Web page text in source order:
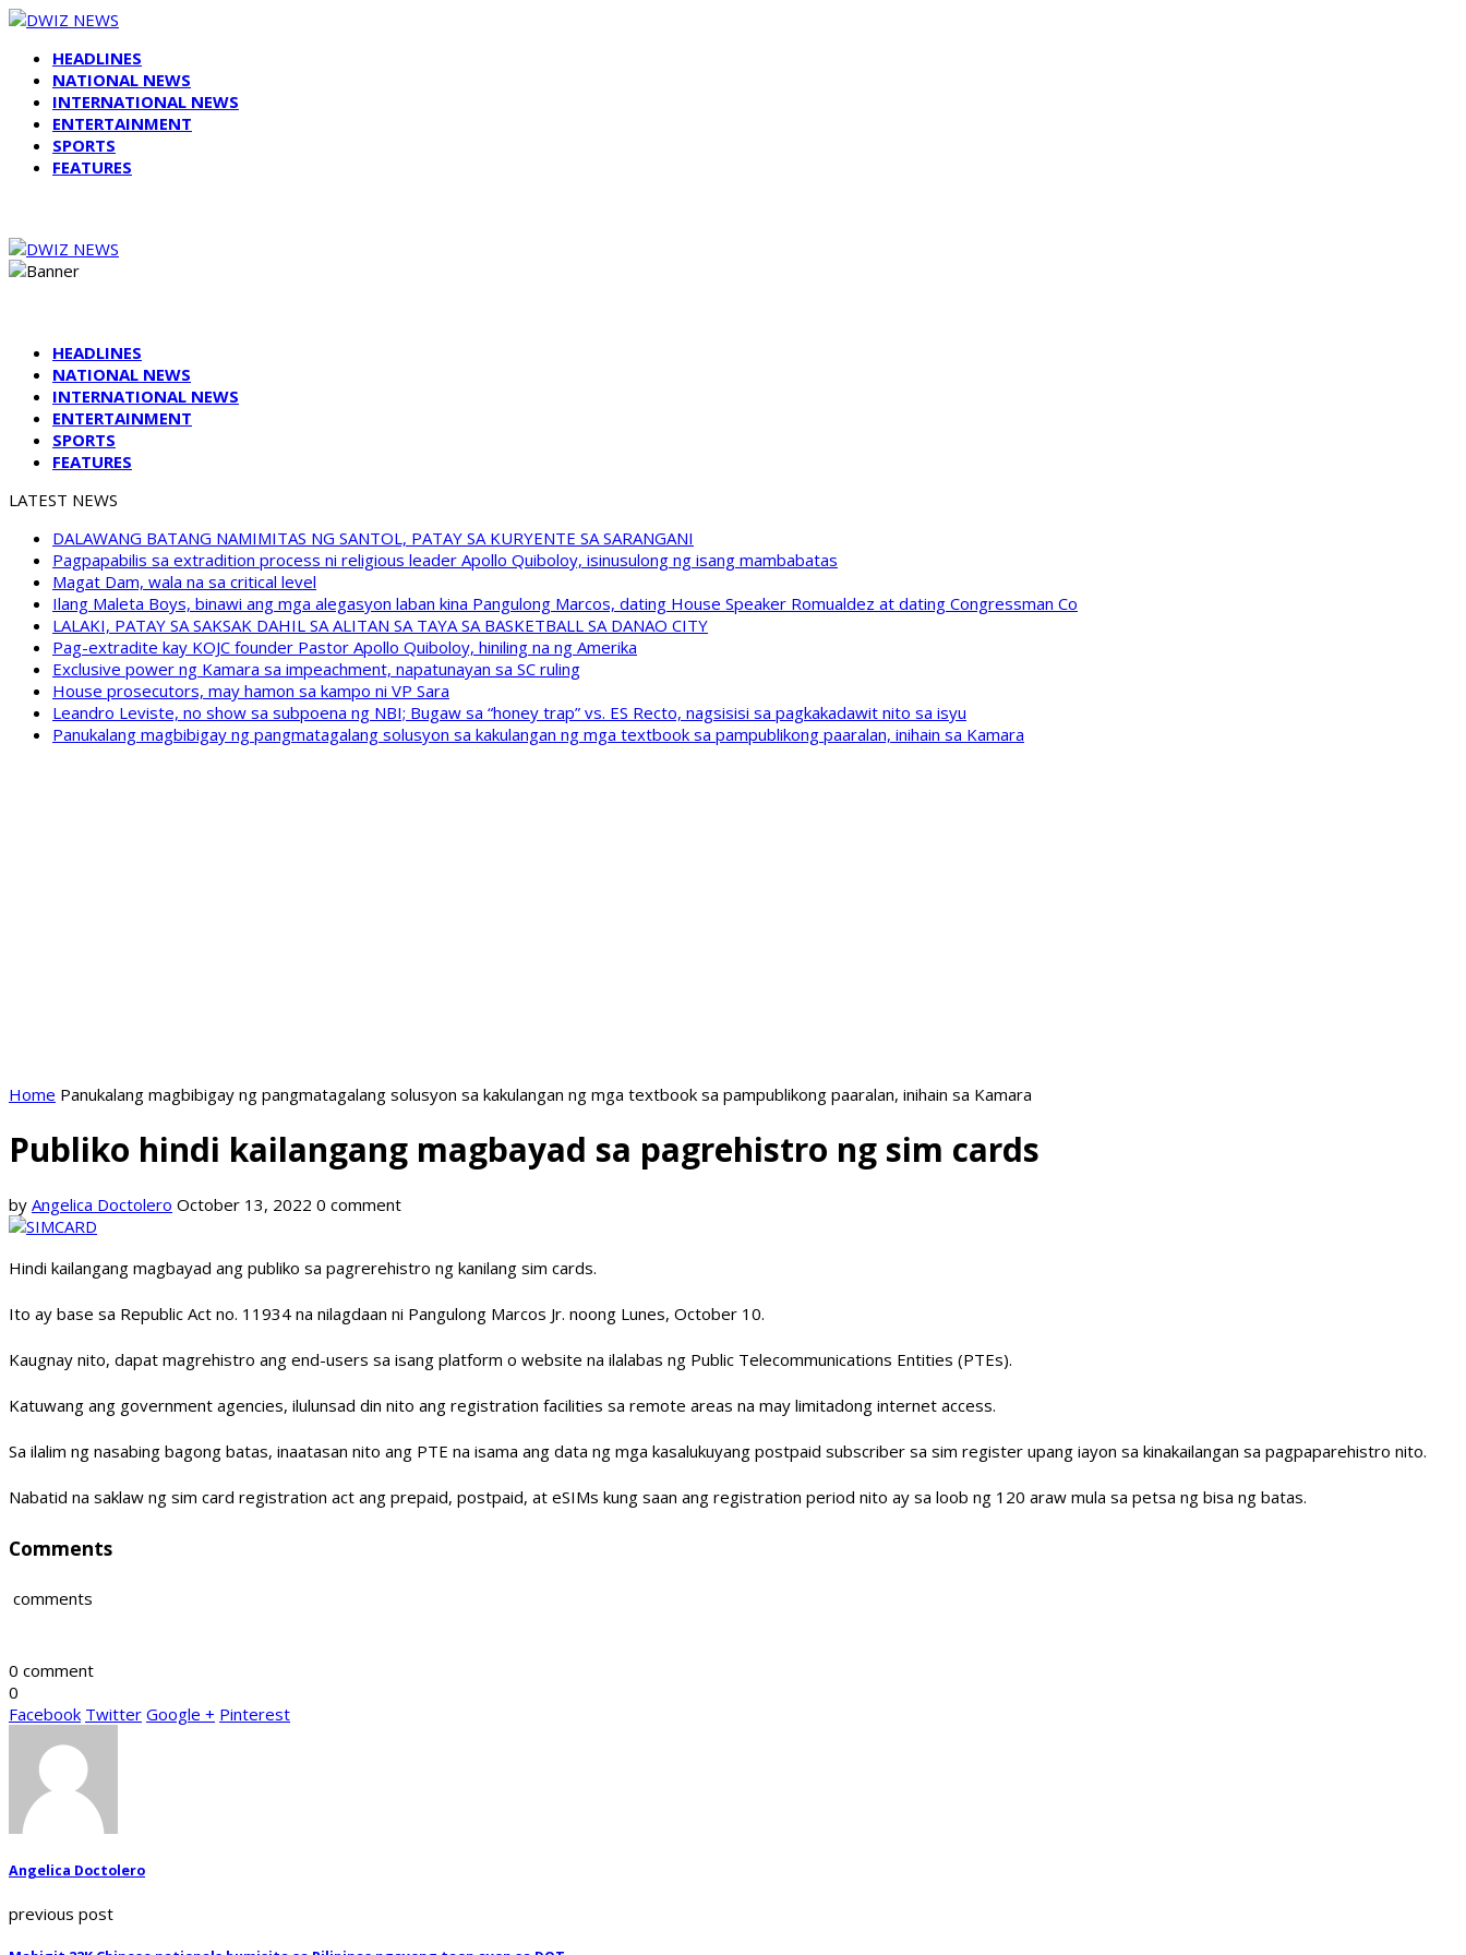
HEADLINES
NATIONAL NEWS
INTERNATIONAL NEWS
ENTERTAINMENT
SPORTS
FEATURES
HEADLINES
NATIONAL NEWS
INTERNATIONAL NEWS
ENTERTAINMENT
SPORTS
FEATURES
LATEST NEWS
DALAWANG BATANG NAMIMITAS NG SANTOL, PATAY SA KURYENTE SA SARANGANI
Pagpapabilis sa extradition process ni religious leader Apollo Quiboloy, isinusulong ng isang mambabatas
Magat Dam, wala na sa critical level
Ilang Maleta Boys, binawi ang mga alegasyon laban kina Pangulong Marcos, dating House Speaker Romualdez at dating Congressman Co
LALAKI, PATAY SA SAKSAK DAHIL SA ALITAN SA TAYA SA BASKETBALL SA DANAO CITY
Pag-extradite kay KOJC founder Pastor Apollo Quiboloy, hiniling na ng Amerika
Exclusive power ng Kamara sa impeachment, napatunayan sa SC ruling
House prosecutors, may hamon sa kampo ni VP Sara
Leandro Leviste, no show sa subpoena ng NBI; Bugaw sa “honey trap” vs. ES Recto, nagsisisi sa pagkakadawit nito sa isyu
Panukalang magbibigay ng pangmatagalang solusyon sa kakulangan ng mga textbook sa pampublikong paaralan, inihain sa Kamara
Home Panukalang magbibigay ng pangmatagalang solusyon sa kakulangan ng mga textbook sa pampublikong paaralan, inihain sa Kamara
Publiko hindi kailangang magbayad sa pagrehistro ng sim cards
by Angelica Doctolero October 13, 2022 0 comment
Hindi kailangang magbayad ang publiko sa pagrerehistro ng kanilang sim cards.
Ito ay base sa Republic Act no. 11934 na nilagdaan ni Pangulong Marcos Jr. noong Lunes, October 10.
Kaugnay nito, dapat magrehistro ang end-users sa isang platform o website na ilalabas ng Public Telecommunications Entities (PTEs).
Katuwang ang government agencies, ilulunsad din nito ang registration facilities sa remote areas na may limitadong internet access.
Sa ilalim ng nasabing bagong batas, inaatasan nito ang PTE na isama ang data ng mga kasalukuyang postpaid subscriber sa sim register upang iayon sa kinakailangan sa pagpaparehistro nito.
Nabatid na saklaw ng sim card registration act ang prepaid, postpaid, at eSIMs kung saan ang registration period nito ay sa loob ng 120 araw mula sa petsa ng bisa ng batas.
Comments
comments
0 comment
0
Facebook Twitter Google + Pinterest
Angelica Doctolero
previous post